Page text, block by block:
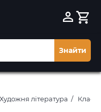
Знайти
Художня література